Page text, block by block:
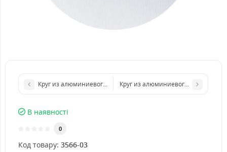
Круг из алюминиевого листа d 400 мм диаметр толщина 5 мм
Круг из алюминиевого листа d
В наявності
0
Код товару: 3566-03